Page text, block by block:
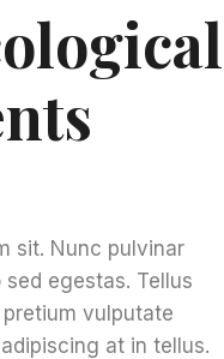
sit. Nunc pulvinar
egestas. Tellus
vulputate
at in tellus.